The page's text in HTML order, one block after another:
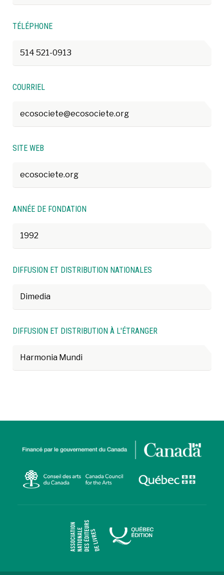
TÉLÉPHONE
514 521-0913
COURRIEL
ecosociete@ecosociete.org
SITE WEB
ecosociete.org
ANNÉE DE FONDATION
1992
DIFFUSION ET DISTRIBUTION NATIONALES
Dimedia
DIFFUSION ET DISTRIBUTION À L'ÉTRANGER
Harmonia Mundi